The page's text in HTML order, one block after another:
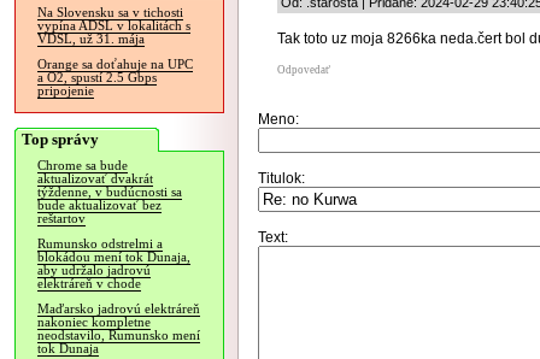
Na Slovensku sa v tichosti
vypína ADSL v lokalitách s
VDSL, už 31. mája
Orange sa doťahuje na UPC
a O2, spustí 2.5 Gbps
pripojenie
Top správy
Chrome sa bude
aktualizovať dvakrát
týždenne, v budúcnosti sa
bude aktualizovať bez
reštartov
Rumunsko odstrelmi a
blokádou mení tok Dunaja,
aby udržalo jadrovú
elektráreň v chode
Maďarsko jadrovú elektráreň
nakoniec kompletne
neodstavilo, Rumunsko mení
tok Dunaja
Tak toto uz moja 8266ka neda.čert bol
Odpovedať
Meno:
Titulok:
Text: